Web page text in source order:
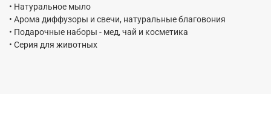
• Натуральное мыло
• Арома диффузоры и свечи, натуральные благовония
• Подарочные наборы - мед, чай и косметика
• Серия для животных